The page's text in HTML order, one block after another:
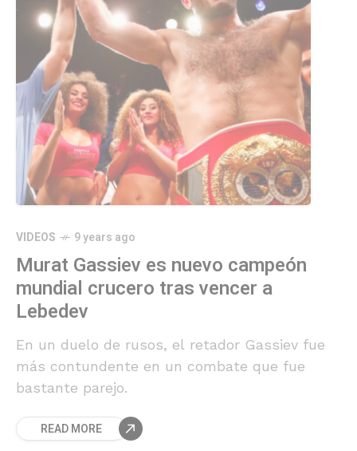
VIDEOS 9 years ago
Murat Gassiev es nuevo campeón
mundial crucero tras vencer a
Lebedev
En un duelo de rusos, el retador Gassiev fue
más contundente en un combate que fue
bastante parejo.
READ MORE